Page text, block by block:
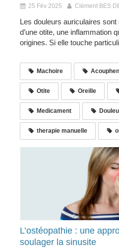
25 Fév 2025 Clément BES
Les douleurs auriculaires
d’une otite, une inflammation
origines. Si elle touche
Machoire
Otite Oreille
Medicament
therapie manuelle
L’ostéopathie : une
soulager la sinusite